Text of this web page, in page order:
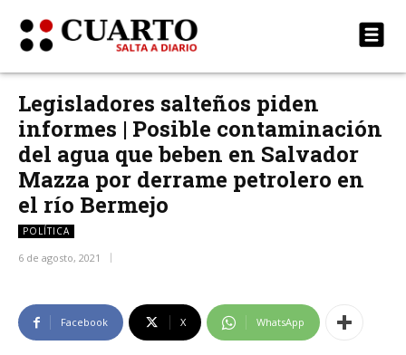
Legisladores salteños piden
informes | Posible contaminación
del agua que beben en Salvador
Mazza por derrame petrolero en
el río Bermejo
POLÍTICA
6 de agosto, 2021
Facebook X WhatsApp